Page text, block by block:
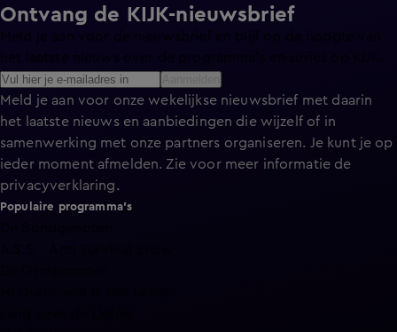
Ontvang de KIJK-nieuwsbrief
Meld je aan voor onze wekelijkse nieuwsbrief met daarin
het laatste nieuws en aanbiedingen die wijzelf of in
samenwerking met onze partners organiseren. Je kunt je op
ieder moment afmelden. Zie voor meer informatie de
privacyverklaring.
Populaire programma's